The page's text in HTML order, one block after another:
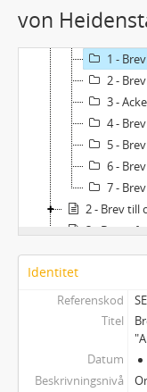
von
Acc1982/73 -
1 - Brev
2 -
3 - Acke,
4 -
5 - Brev
6 -
7 -
2 - Brev till
3 -
4 -
6 -
7 -
8 -
9 -
10 -
Identitet
Referenskod
Titel
Datum
Beskrivningsnivå